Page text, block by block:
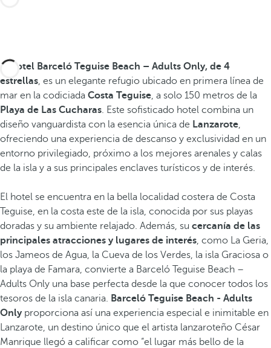
El
hotel Barceló Teguise Beach – Adults Only, de 4
estrellas, es un elegante refugio ubicado en primera línea de
mar en la codiciada Costa Teguise, a solo 150 metros de la
Playa de Las Cucharas. Este sofisticado hotel combina un
diseño vanguardista con la esencia única de Lanzarote,
ofreciendo una experiencia de descanso y exclusividad en un
entorno privilegiado, próximo a los mejores arenales y calas
de la isla y a sus principales enclaves turísticos y de interés.
El hotel se encuentra en la bella localidad costera de Costa
Teguise, en la costa este de la isla, conocida por sus playas
doradas y su ambiente relajado. Además, su cercanía de las
principales atracciones y lugares de interés, como La Geria,
los Jameos de Agua, la Cueva de los Verdes, la isla Graciosa o
la playa de Famara, convierte a Barceló Teguise Beach –
Adults Only una base perfecta desde la que conocer todos los
tesoros de la isla canaria. Barceló Teguise Beach - Adults
Onlyproporciona así una experiencia especial e inimitable en
Lanzarote, un destino único que el artista lanzaroteño César
Manrique llegó a calificar como “el lugar más bello de la